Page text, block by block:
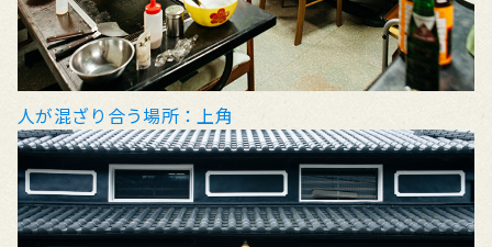
人が混ざり合う場所：上角